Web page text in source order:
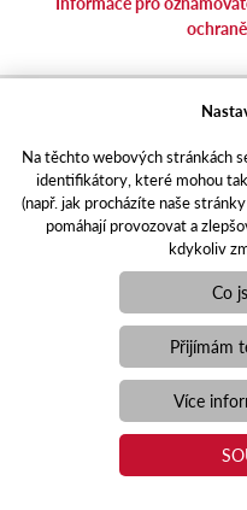
Responzivní web
Toto jsou internetové
v Hustopečích,
zapsané v OR vedeném
3582. Společnost AGRI CS
řízeného společností
na adrese Pyšelská
a-
Na těchto webových stránkách
identifikátory, které mohou
(např. jak procházíte naše
pomáhají provozovat a
kdykoliv
Co
Přijímám
Více